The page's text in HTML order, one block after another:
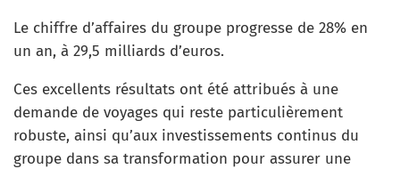
Le chiffre d’affaires du groupe progresse de 28% en
un an, à 29,5 milliards d’euros.
Ces excellents résultats ont été attribués à une
demande de voyages qui reste particulièrement
robuste, ainsi qu’aux investissements continus du
groupe dans sa transformation pour assurer une